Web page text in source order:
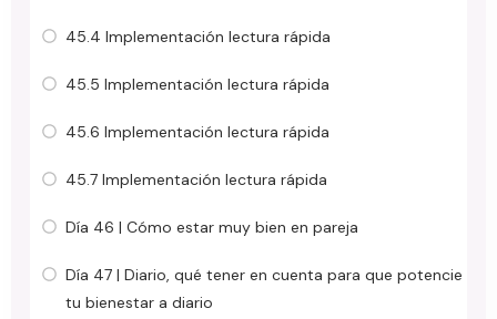
45.4 Implementación lectura rápida
45.5 Implementación lectura rápida
45.6 Implementación lectura rápida
45.7 Implementación lectura rápida
Día 46 | Cómo estar muy bien en pareja
Día 47 | Diario, qué tener en cuenta para que potencie
tu bienestar a diario